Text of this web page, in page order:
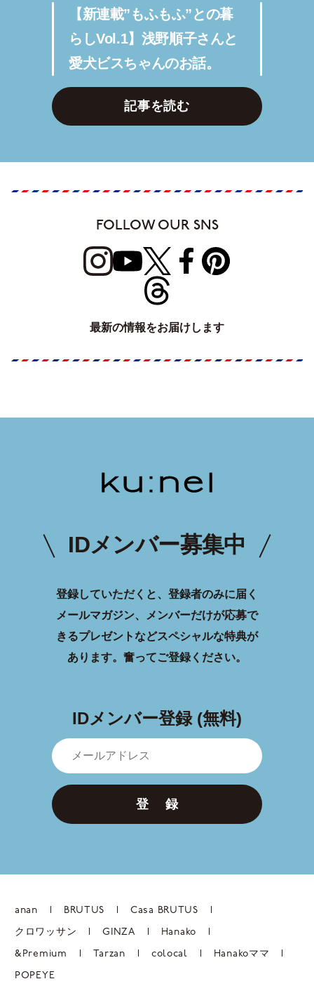
【新連載”もふもふ”との暮
らしVol.1】浅野順子さんと
愛犬ビスちゃんのお話。
記事を読む
FOLLOW OUR SNS
最新の情報をお届けします
IDメンバー募集中
登録していただくと、登録者のみに届く
メールマガジン、メンバーだけが応募で
きるプレゼントなどスペシャルな特典が
あります。 奮ってご登録ください。
IDメンバー登録 (無料)
登 録
anan BRUTUS Casa BRUTUS
クロワッサン GINZA Hanako
&Premium Tarzan colocal Hanakoママ
POPEYE